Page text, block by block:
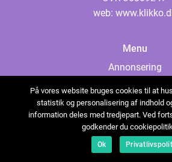
web:
Menu
Annonsering
Cookies
Kontakta oss
Sitemap
På vores website bruges cookies til at
statistik og personalisering af indhold
information deles med tredjepart. Ved
godkender du
Ok